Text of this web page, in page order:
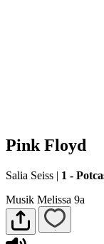
Pink Floyd
Salia Seiss | 1 -
Musik Melissa 9a